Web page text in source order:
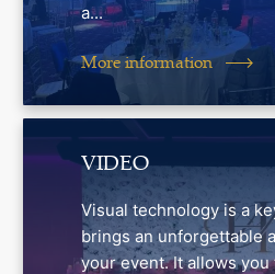
a...
More information
VIDEO
Visual technology is a
brings an unforgettable
your event. It allows you